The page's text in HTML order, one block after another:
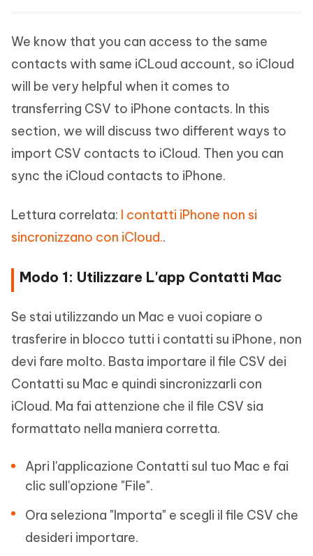
We know that you can access to the same
contacts with same iCLoud account, so iCloud
will be very helpful when it comes to
transferring CSV to iPhone contacts. In this
section, we will discuss two different ways to
import CSV contacts to iCloud. Then you can
sync the iCloud contacts to iPhone.
Lettura correlata: I contatti iPhone non si
sincronizzano con iCloud..
Modo 1: Utilizzare L'app Contatti Mac
Se stai utilizzando un Mac e vuoi copiare o
trasferire in blocco tutti i contatti su iPhone, non
devi fare molto. Basta importare il file CSV dei
Contatti su Mac e quindi sincronizzarli con
iCloud. Ma fai attenzione che il file CSV sia
formattato nella maniera corretta.
Apri l'applicazione Contatti sul tuo Mac e fai
clic sull'opzione "File".
Ora seleziona "Importa" e scegli il file CSV che
desideri importare.